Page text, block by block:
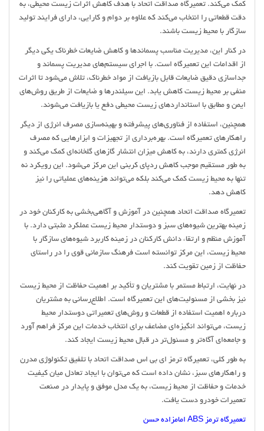
کمک می‌کند. تعمیرگاه صداقت اتحاد با هدف کاهش اثرات زیست محیطی، به
دقت قطعاتی را انتخاب می‌کند که علاوه بر دوام و کارایی، دارای فرایند تولید
سازگار با محیط زیست باشند.
در کنار این، مدیریت مناسب پسماندها و کاهش ضایعات خطرناک یکی دیگر
از اقدامات این تعمیرگاه است. با اجرای سیستم‌های مدیریت پسماند و
جداسازی دقیق ضایعات قابل بازیافت از مواد خطرناک، تلاش می‌شود تا اثرات
منفی بر محیط زیست کاهش یابد. این سیلندرها و ضایعات از طریق روش‌های
ایمن و مطابق با استانداردهای زیست محیطی دفع یا بازیافت می‌شوند.
همچنین، استفاده از فناوری‌های پیشرفته و بهینه‌سازی مصرف انرژی از دیگر
راهکارهای تعمیرگاه است. بهره‌برداری از تجهیزات و ابزارهایی که مصرف
انرژی کمتری دارند، به کاهش میزان انتشار گازهای گلخانه‌ای کمک می‌کند و
به طور مستقیم موجب کاهش ردپای کربنی این مرکز می‌شود. این رویکرد نه
تنها به محیط زیست کمک می‌کند بلکه می‌تواند هزینه‌های عملیاتی را نیز
کاهش دهد.
تعمیرگاه صداقت اتحاد همچنین در آموزش و آگاهی‌بخشی به کارکنان خود در
زمینه بهترین شیوه‌های سبز و دوستدار محیط زیست عملکرد مثبتی دارد. با
آموزش منظم و ارتقاء دانش کارکنان در زمینه کاربرد شیوه‌های سازگار با
محیط زیست، این مرکز توانسته است فرهنگ سازمانی قوی را در راستای
حفاظت از زمین تقویت کند.
در نهایت، ارتباط مستمر با مشتریان و تأکید بر اهمیت حفاظت از محیط زیست
نیز بخشی از مسئولیت‌های این تعمیرگاه است. اطلاع‌رسانی به مشتریان
درباره اهمیت استفاده از قطعات و روش‌های تعمیراتی دوستدار محیط
زیست، می‌تواند انگیزه‌ای مضاعف برای انتخاب خدمات این مرکز فراهم آورد
و جامعه‌ای آگاه‌تر و مسئول‌تر در قبال محیط زیست ایجاد کند.
به طور کلی، تعمیرگاه ترمز ای بی اس صداقت اتحاد با تلفیق تکنولوژی مدرن
و راهکارهای سبز، نشان داده است که می‌توان با ایجاد تعادل میان کیفیت
خدمات و حفاظت از محیط زیست، به یک مدل موفق و پایدار در صنعت
تعمیرات خودرو دست یافت.
تعمیرگاه ترمز ABS امامزاده حسن